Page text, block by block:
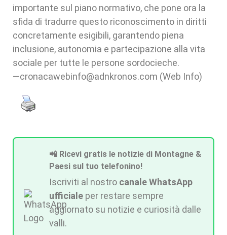
importante sul piano normativo, che pone ora la
sfida di tradurre questo riconoscimento in diritti
concretamente esigibili, garantendo piena
inclusione, autonomia e partecipazione alla vita
sociale per tutte le persone sordocieche.
—cronacawebinfo@adnkronos.com (Web Info)
📲 Ricevi gratis le notizie di Montagne &
Paesi sul tuo telefonino!
Iscriviti al nostro canale WhatsApp
ufficiale per restare sempre
aggiornato su notizie e curiosità dalle
valli.